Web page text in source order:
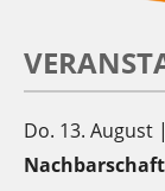
Do. 13. August